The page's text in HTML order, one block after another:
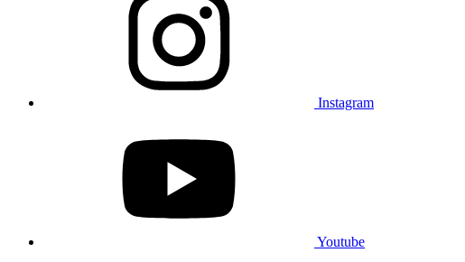
Instagram
Youtube